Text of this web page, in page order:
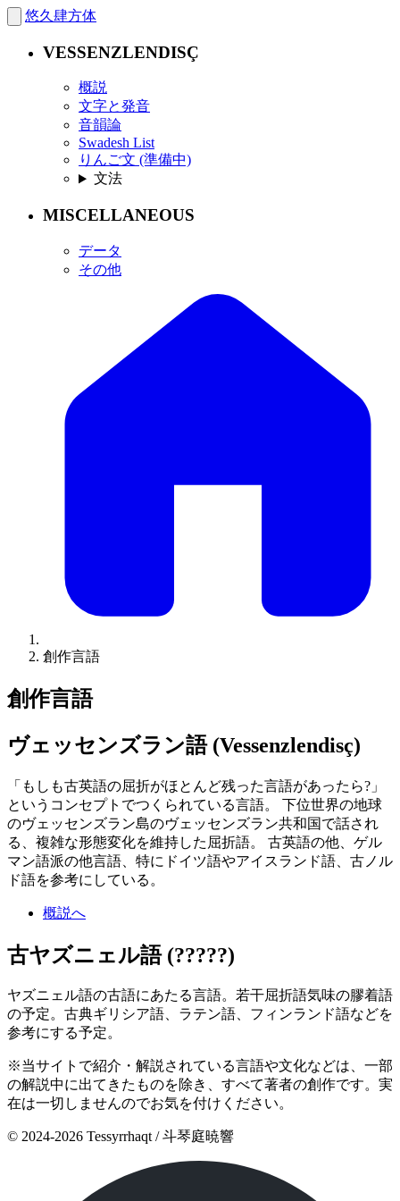
悠久肆方体
VESSENZLENDISÇ
概説
文字と発音
音韻論
Swadesh List
りんご文 (準備中)
文法
MISCELLANEOUS
データ
その他
創作言語
創作言語
ヴェッセンズラン語 (Vessenzlendisç)
「もしも古英語の屈折がほとんど残った言語があったら?」
というコンセプトでつくられている言語。 下位世界の地球
のヴェッセンズラン島のヴェッセンズラン共和国で話され
る、複雑な形態変化を維持した屈折語。 古英語の他、ゲル
マン語派の他言語、特にドイツ語やアイスランド語、古ノル
ド語を参考にしている。
概説へ
古ヤズニェル語 (?????)
ヤズニェル語の古語にあたる言語。若干屈折語気味の膠着語
の予定。古典ギリシア語、ラテン語、フィンランド語などを
参考にする予定。
※当サイトで紹介・解説されている言語や文化などは、一部
の解説中に出てきたものを除き、すべて著者の創作です。実
在は一切しませんのでお気を付けください。
© 2024-2026 Tessyrrhaqt / 斗琴庭暁響